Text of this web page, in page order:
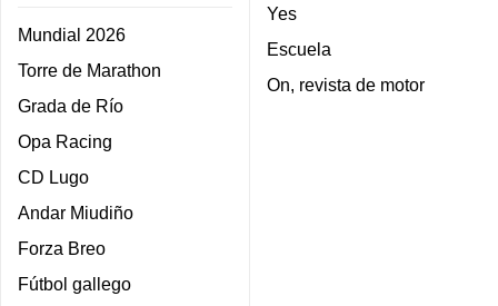
Mundial 2026
Torre de Marathon
Grada de Río
Opa Racing
CD Lugo
Andar Miudiño
Forza Breo
Fútbol gallego
Yes
Escuela
On, revista de motor